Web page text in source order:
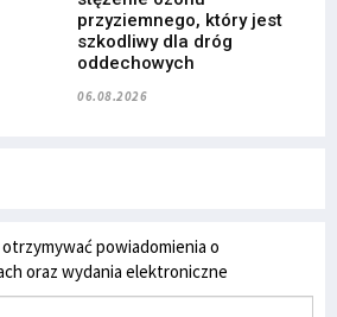
przyziemnego, który jest
szkodliwy dla dróg
oddechowych
06.08.2026
powiadomienia o
oraz wydania elektroniczne